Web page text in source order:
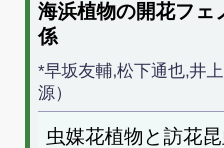
海浜植物の開花フェ
係
*早坂友輔,松下通也,井
源）
虫媒花植物と訪花